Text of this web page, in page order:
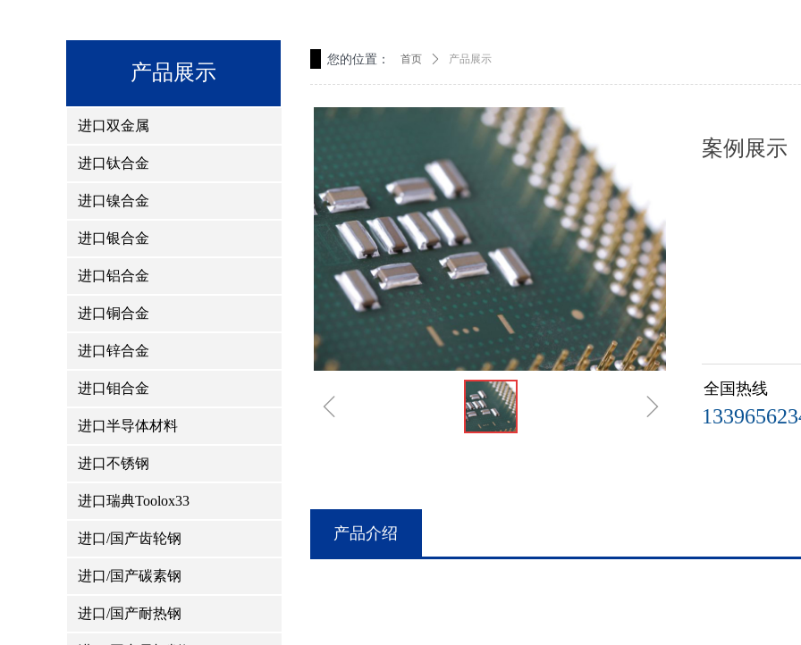
您的位置： 首页 ꄲ 产品展示
ꁆ ꁇ
案例展示
全国热线
产品介绍
产品展示
进口双金属
进口钛合金
进口镍合金
进口银合金
进口铝合金
进口铜合金
进口锌合金
进口钼合金
进口半导体材料
进口不锈钢
进口瑞典Toolox33
进口/国产齿轮钢
进口/国产碳素钢
进口/国产耐热钢